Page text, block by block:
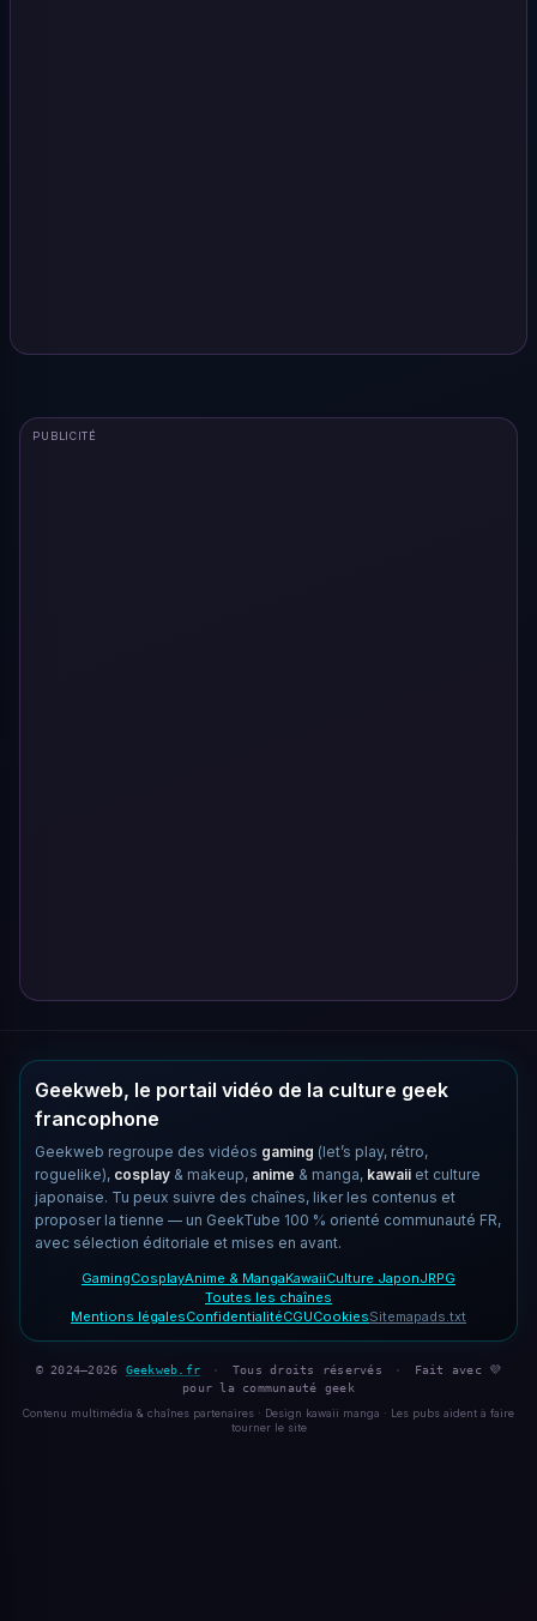
PUBLICITÉ
Geekweb, le portail vidéo de la culture geek
francophone
Geekweb regroupe des vidéos gaming (let’s play, rétro,
roguelike), cosplay & makeup, anime & manga, kawaii et culture
japonaise. Tu peux suivre des chaînes, liker les contenus et
proposer la tienne — un GeekTube 100 % orienté communauté FR,
avec sélection éditoriale et mises en avant.
GamingCosplayAnime & MangaKawaiiCulture JaponJRPG
Toutes les chaînes
Mentions légalesConfidentialitéCGUCookiesSitemapads.txt
© 2024–2026 Geekweb.fr · Tous droits réservés ·
Fait avec 💜
pour la communauté geek
Contenu multimédia & chaînes partenaires · Design kawaii manga · Les pubs aident à faire
tourner le site